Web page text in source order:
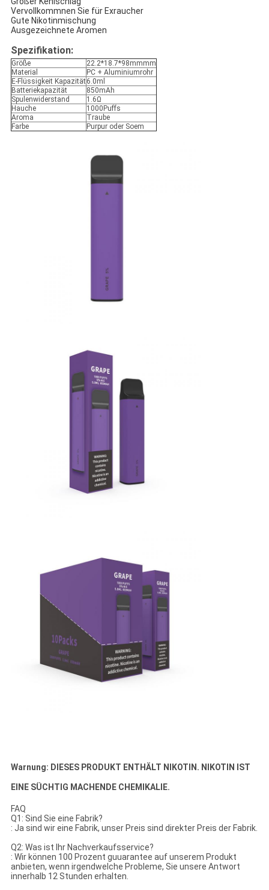
Vervollkommnen Sie für Exraucher
Gute Nikotinmischung
Ausgezeichnete Aromen
Spezifikation:
Größe
22.2*18.7*98mmmm
Material
PC + Aluminiumrohr
E-Flüssigkeit Kapazität6.0ml
Batteriekapazität
850mAh
Spulenwiderstand
1.6Ω
Hauche
1000Puffs
Aroma
Traube
Farbe
Purpur oder Soem
Warnung: DIESES PRODUKT ENTHÄLT NIKOTIN. NIKOTIN IST
EINE SÜCHTIG MACHENDE CHEMIKALIE.
FAQ
Q1: Sind Sie eine Fabrik?
: Ja sind wir eine Fabrik, unser Preis sind direkter Preis der Fabrik.
Q2: Was ist Ihr Nachverkaufsservice?
: Wir können 100 Prozent guuarantee auf unserem Produkt
anbieten, wenn irgendwelche Probleme, Sie unsere Antwort
innerhalb 12 Stunden erhalten.